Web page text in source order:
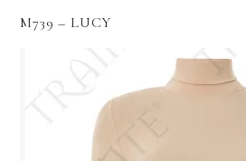
M739 – LUCY